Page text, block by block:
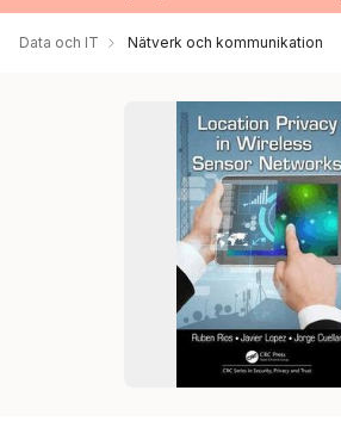
Data och IT Nätverk och kommunikation